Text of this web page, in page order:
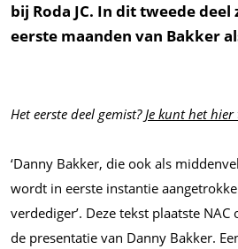
bij Roda JC. In dit tweede
eerste maanden van Bakker
Het eerste deel gemist?Je kunt het hier
‘Danny Bakker, die ook als
wordt in eerste instantie
verdediger’. Deze tekst plaatste
de presentatie van Danny Bakker.